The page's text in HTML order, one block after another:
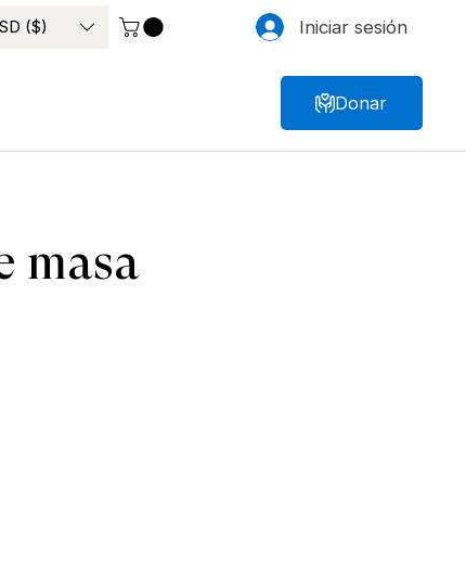
($) Iniciar sesión
Donar
masa